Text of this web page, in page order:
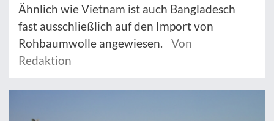
Ähnlich wie Vietnam ist auch Bangladesch
fast ausschließlich auf den Import von
Rohbaumwolle angewiesen.
Von
Redaktion